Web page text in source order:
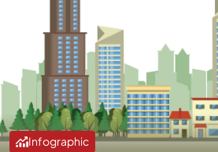
Infographic